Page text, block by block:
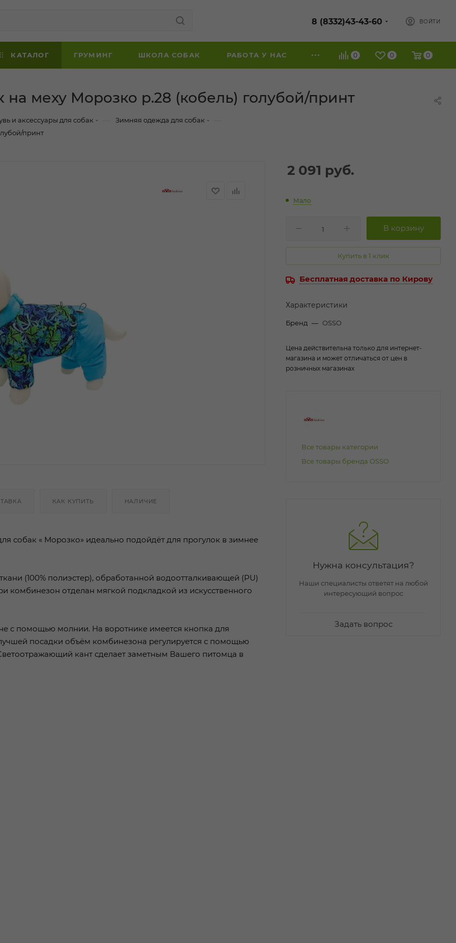
8 (8332)43-43-60 ВОЙТИ
0 0 0
КАТАЛОГ ГРУМИНГ ШКОЛА СОБАК РАБОТА У НАС
меху Морозко р.28 (кобель) голубой/принт
и аксессуары для собак Зимняя одежда для собак
принт
КАК КУПИТЬ НАЛИЧИЕ
собак « Морозко» идеально подойдёт для прогулок в зимнее
(100% полиэстер), обработанной водоотталкивающей (PU)
комбинезон отделан мягкой подкладкой из искусственного
с помощью молнии. На воротнике имеется кнопка для
посадки объём комбинезона регулируется с помощью
кант сделает заметным Вашего питомца в
2 091 руб.
Мало
Купить в 1 клик
Бесплатная доставка по Кирову
Характеристики
Бренд — OSSO
Цена действительна только для интернет-
магазина и может отличаться от цен в
розничных магазинах
Все товары категории
Все товары бренда OSSO
Нужна консультация?
Наши специалисты ответят на любой
интересующий вопрос
Задать вопрос